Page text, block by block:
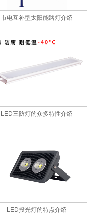
市电互补型太阳能路灯介绍
LED三防灯的众多特性介绍
LED投光灯的特点介绍